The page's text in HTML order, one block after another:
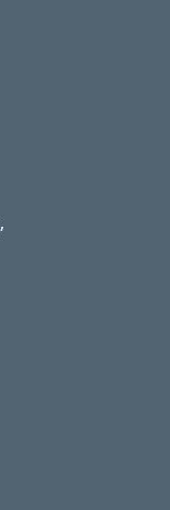
,